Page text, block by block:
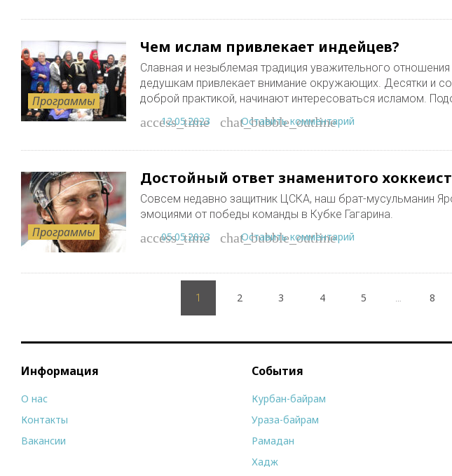
Программы
Чем ислам привлекает индейцев?
Славная и незыблемая традиция уважительного
дедушкам привлекает внимание окружающих. Десятки и
доброй практикой, начинают интересоваться исламом.
access_time
12.05.2023 chat_bubble_outline
Оставить комментарий
Программы
Достойный ответ знаменитого
Совсем недавно защитник ЦСКА, наш брат-мусульманин
эмоциями от победы команды в Кубке Гагарина.
access_time
05.05.2023 chat_bubble_outline
Оставить комментарий
1 2 3 4 5 … 8
Информация
О нас
Контакты
Вакансии
События
Курбан-байрам
Ураза-байрам
Рамадан
Хадж